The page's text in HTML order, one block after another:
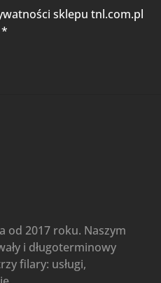
sklepu tnl.com.pl
*
od 2017 roku. Naszym
i długoterminowy
filary: usługi,